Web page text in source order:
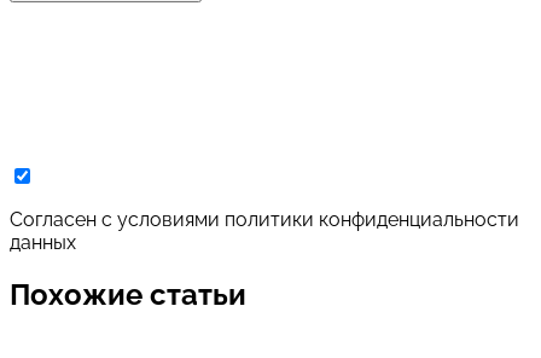
Cогласен с условиями политики конфиденциальности
данных
Похожие статьи